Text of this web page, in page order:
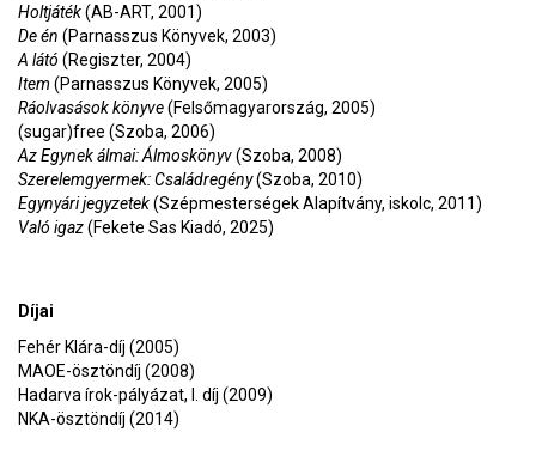
Holtjáték(AB-ART, 2001)
De én (Parnasszus Könyvek, 2003)
A látó (Regiszter, 2004)
Item (Parnasszus Könyvek, 2005)
Ráolvasások könyve(Felsőmagyarország, 2005)
(sugar)free (Szoba, 2006)
Az Egynek álmai: Álmoskönyv(Szoba, 2008)
Szerelemgyermek: Családregény(Szoba, 2010)
Egynyári jegyzetek(Szépmesterségek Alapítvány, iskolc, 2011)
Való igaz(Fekete Sas Kiadó, 2025)
Díjai
Fehér Klára-díj (2005)
MAOE-ösztöndíj (2008)
Hadarva írok-pályázat, I. díj (2009)
NKA-ösztöndíj (2014)